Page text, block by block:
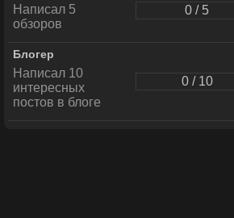
Написал 5
обзоров
0 / 5
Блогер
Написал 10
интересных
постов в блоге
0 / 10